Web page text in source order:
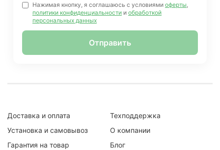
Нажимая кнопку, я соглашаюсь с условиями оферты
политики конфиденциальности и обработкой
персональных данных
Отправить
Доставка и оплата
Установка и самовывоз
Гарантия на товар
Техподдержка
О компании
Блог